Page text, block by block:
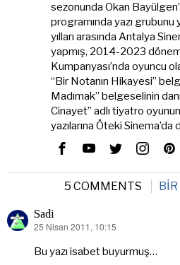
sezonunda Okan
programında yazı
yılları arasında Antalya
yapmış, 2014-2023
Kumpanyası’nda oyuncu
“Bir Notanın Hikayesi”
Madımak” belgeselinin
Cinayet” adlı tiyatro
yazılarına Öteki
5 COMMENTS
Sadi
dedi
25 Nisan 2011, 10:15
Bu yazı isabet buyurmuş…